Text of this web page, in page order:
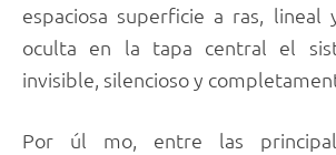
espaciosa superficie a ras, lineal
oculta en la tapa central el
invisible, silencioso y
Por úl mo, entre las